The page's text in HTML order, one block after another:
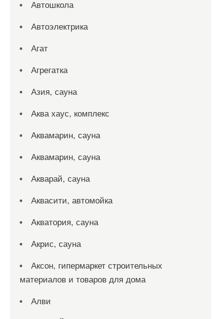
Автошкола
Автоэлектрика
Агат
Агрегатка
Азия, сауна
Аква хаус, комплекс
Аквамарин, сауна
Аквамарин, сауна
Акварай, сауна
Аквасити, автомойка
Акватория, сауна
Акрис, сауна
Аксон, гипермаркет строительных
материалов и товаров для дома
Алви